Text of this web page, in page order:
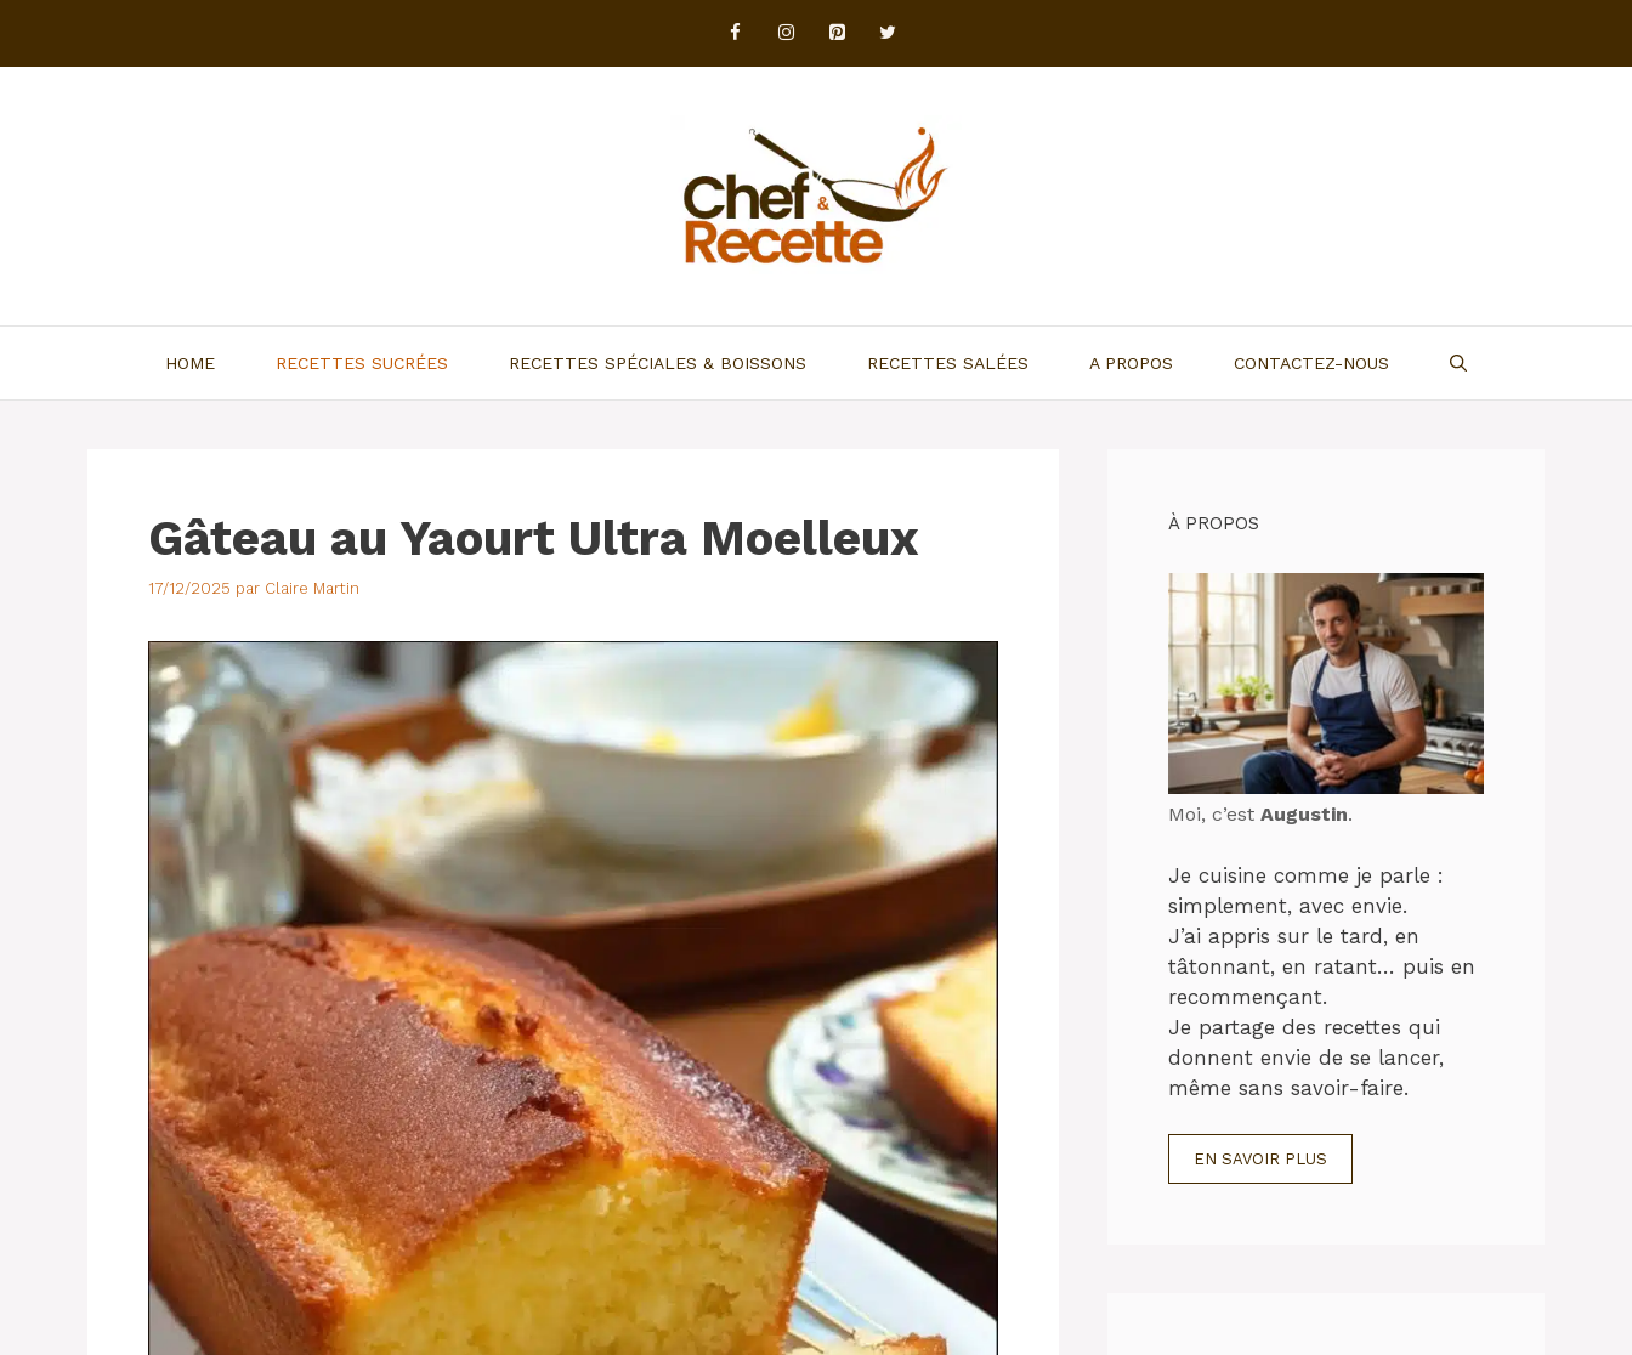
contenu
HOME RECETTES SUCRÉES RECETTES SPÉCIALES & BOISSONS RECETTES SALÉES A PROPOS CONTACTEZ-NOUS
Gâteau au Yaourt Ultra Moelleux
17/12/2025 par Claire Martin
À PROPOS
Moi, c’est Augustin.
Je cuisine comme je parle :
simplement, avec envie.
J’ai appris sur le tard, en
tâtonnant, en ratant… puis en
recommençant.
Je partage des recettes qui
donnent envie de se lancer,
même sans savoir-faire.
EN SAVOIR PLUS